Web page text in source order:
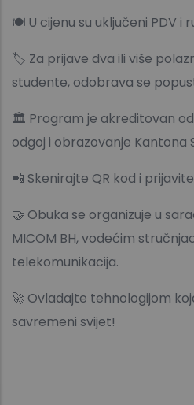
🍽️ U cijenu su uključeni PDV i
🏷️ Za prijave dva ili više
studente, odobrava se
🏛️ Program je akreditovan
odgoj i obrazovanje Kantona
📲 Skenirajte QR kod i
🤝 Obuka se organizuje u
MICOM BH, vodećim
telekomunikacija.
🚀 Ovladajte tehnologijom
savremeni svijet!